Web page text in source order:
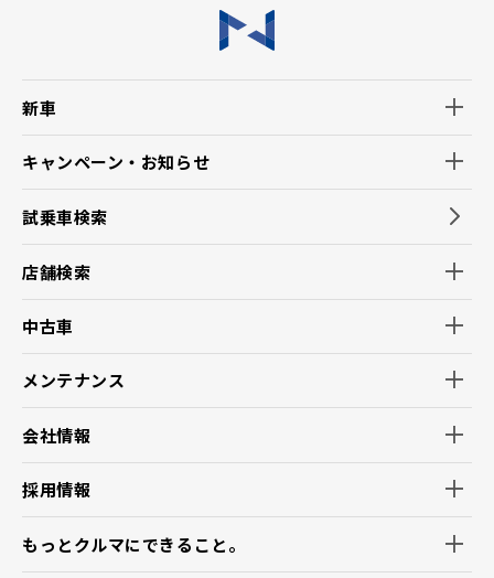
新車
キャンペーン・お知らせ
試乗車検索
店舗検索
中古車
メンテナンス
会社情報
採用情報
もっとクルマにできること。